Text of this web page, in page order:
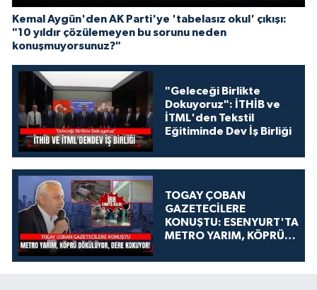
Kemal Aygün'den AK Parti'ye 'tabelasız okul' çıkışı:
"10 yıldır çözülemeyen bu sorunu neden
konuşmuyorsunuz?"
"Geleceği Birlikte
Dokuyoruz": İTHİB ve
İTML'den Tekstil
Eğitiminde Dev İş Birliği
TOGAY ÇOBAN
GAZETECİLERE
KONUŞTU: ESENYURT'TA
METRO YARIM, KÖPRÜ
KOKUYOR!